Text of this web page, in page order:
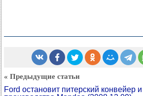
« Предыдущие статьи
Ford остановит питерский конвейер